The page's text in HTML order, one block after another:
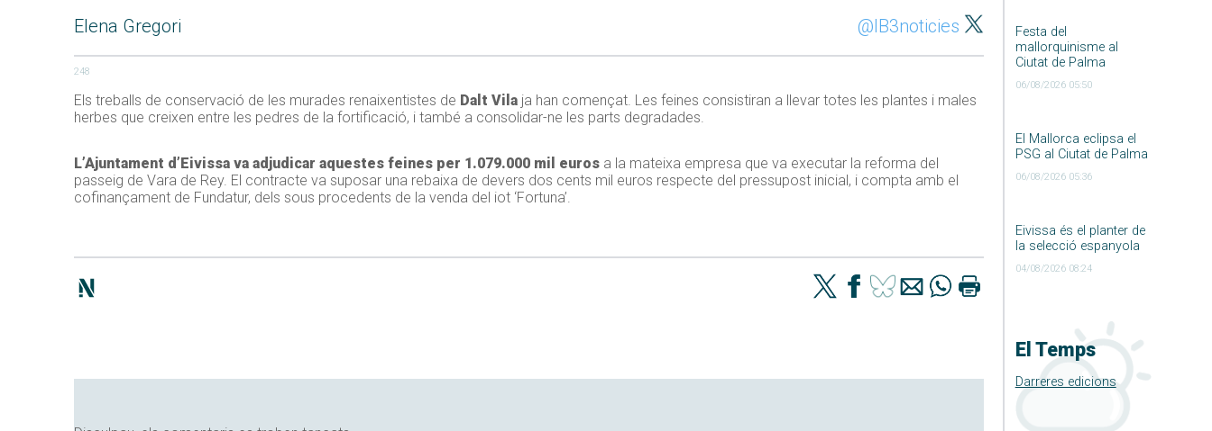
Festa del
mallorquinisme al
Ciutat de Palma
06/08/2026 05:50
El Mallorca eclipsa el
PSG al Ciutat de Palma
06/08/2026 05:36
Eivissa és el planter de
la selecció espanyola
04/08/2026 08:24
El Temps
Darreres edicions
Elena Gregori @IB3noticies
248
Els treballs de conservació de les murades renaixentistes de Dalt Vila ja han començat. Les feines consistiran a llevar totes les plantes i males
herbes que creixen entre les pedres de la fortificació, i també a consolidar-ne les parts degradades.
L’Ajuntament d’Eivissa va adjudicar aquestes feines per 1.079.000 mil euros a la mateixa empresa que va executar la reforma del
passeig de Vara de Rey. El contracte va suposar una rebaixa de devers dos cents mil euros respecte del pressupost inicial, i compta amb el
cofinançament de Fundatur, dels sous procedents de la venda del iot ‘Fortuna’.